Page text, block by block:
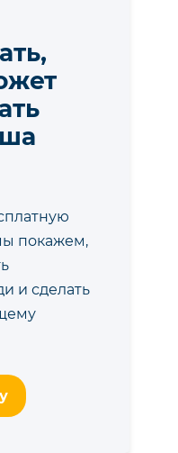
покажем,
и сделать